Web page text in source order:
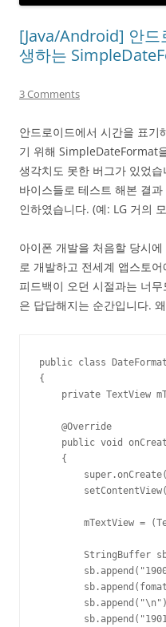
[Java/Android] 안드
생하는
3 Comments
안드로이드에서 시간을 표기
기 위해 SimpleDateFormat
생각치도 못한 버그가 있었
바이스들로 테스트 해본 결
인하였습니다. (예: LG 거의
아이폰 개발을 처음할 당시
로 개발하고 전세계 앱스토
피드백이 오던 시절과는 너
은 답답해지는 순간입니다.
public class
{
private TextView
    @Override
public void
    {
mTextView =
StringBuffer